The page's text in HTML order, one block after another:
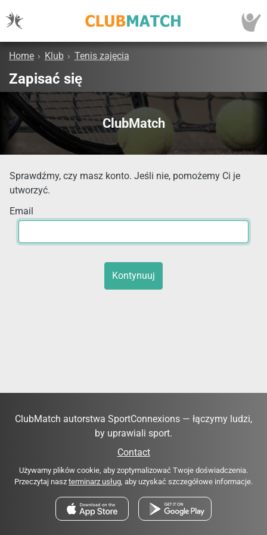
Home › Klub › Tenis zajęcia
Zapisać się
ClubMatch
Sprawdźmy, czy masz konto. Jeśli nie, pomożemy Ci je
utworzyć.
Email
Kontynuuj
ClubMatch autorstwa SportConnexions — łączymy ludzi,
by uprawiali sport.
Contact
Używamy plików cookie, aby zoptymalizować Twoje doświadczenia.
Przeczytaj nasz terminarz usług, aby uzyskać szczegółowe informacje.